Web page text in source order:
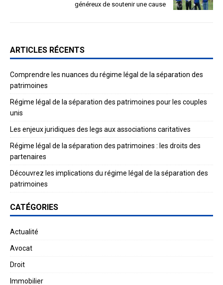
généreux de soutenir une cause
ARTICLES RÉCENTS
Comprendre les nuances du régime légal de la séparation des
patrimoines
Régime légal de la séparation des patrimoines pour les couples
unis
Les enjeux juridiques des legs aux associations caritatives
Régime légal de la séparation des patrimoines : les droits des
partenaires
Découvrez les implications du régime légal de la séparation des
patrimoines
CATÉGORIES
Actualité
Avocat
Droit
Immobilier